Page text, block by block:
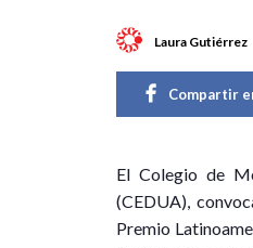
Laura Gutiérrez
Compartir
El Colegio de
(CEDUA),
Premio